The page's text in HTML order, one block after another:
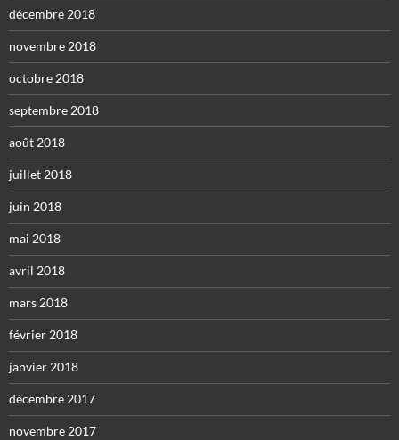
décembre 2018
novembre 2018
octobre 2018
septembre 2018
août 2018
juillet 2018
juin 2018
mai 2018
avril 2018
mars 2018
février 2018
janvier 2018
décembre 2017
novembre 2017